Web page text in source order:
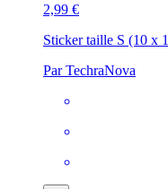
2,99 €
Sticker taille S (10 x
Par TechraNova